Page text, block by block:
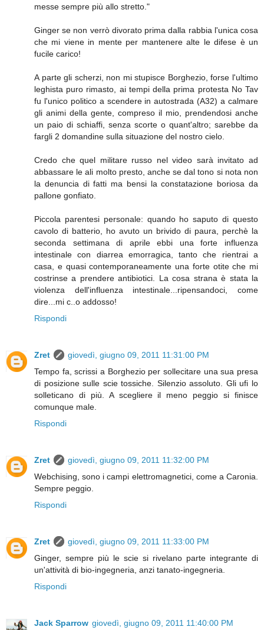
messe sempre più allo stretto."
Ginger se non verrò divorato prima dalla rabbia l'unica cosa
che mi viene in mente per mantenere alte le difese è un
fucile carico!
A parte gli scherzi, non mi stupisce Borghezio, forse l'ultimo
leghista puro rimasto, ai tempi della prima protesta No Tav
fu l'unico politico a scendere in autostrada (A32) a calmare
gli animi della gente, compreso il mio, prendendosi anche
un paio di schiaffi, senza scorte o quant'altro; sarebbe da
fargli 2 domandine sulla situazione del nostro cielo.
Credo che quel militare russo nel video sarà invitato ad
abbassare le ali molto presto, anche se dal tono si nota non
la denuncia di fatti ma bensi la constatazione boriosa da
pallone gonfiato.
Piccola parentesi personale: quando ho saputo di questo
cavolo di batterio, ho avuto un brivido di paura, perchè la
seconda settimana di aprile ebbi una forte influenza
intestinale con diarrea emorragica, tanto che rientrai a
casa, e quasi contemporaneamente una forte otite che mi
costrinse a prendere antibiotici. La cosa strana è stata la
violenza dell'influenza intestinale...ripensandoci, come
dire...mi c..o addosso!
Rispondi
Zret
giovedì, giugno 09, 2011 11:31:00 PM
Tempo fa, scrissi a Borghezio per sollecitare una sua presa
di posizione sulle scie tossiche. Silenzio assoluto. Gli ufi lo
solleticano di più. A scegliere il meno peggio si finisce
comunque male.
Rispondi
Zret
giovedì, giugno 09, 2011 11:32:00 PM
Webchising, sono i campi elettromagnetici, come a Caronia.
Sempre peggio.
Rispondi
Zret
giovedì, giugno 09, 2011 11:33:00 PM
Ginger, sempre più le scie si rivelano parte integrante di
un'attività di bio-ingegneria, anzi tanato-ingegneria.
Rispondi
Jack Sparrow giovedì, giugno 09, 2011 11:40:00 PM